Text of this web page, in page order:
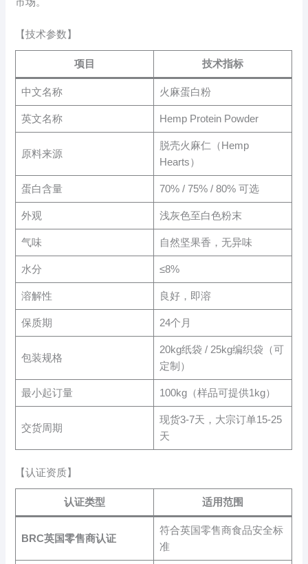
【技术参数】
项目 技术指标
中文名称 火麻蛋白粉
英文名称 Hemp Protein Powder
原料来源
脱壳火麻仁（Hemp
Hearts）
蛋白含量 70% / 75% / 80% 可选
外观 浅灰色至白色粉末
气味 自然坚果香，无异味
水分 ≤8%
溶解性 良好，即溶
保质期 24个月
包装规格
20kg纸袋 / 25kg编织袋（可
定制）
最小起订量 100kg（样品可提供1kg）
交货周期
现货3-7天，大宗订单15-25
天
【认证资质】
认证类型 适用范围
BRC英国零售商认证
符合英国零售商食品安全标
准